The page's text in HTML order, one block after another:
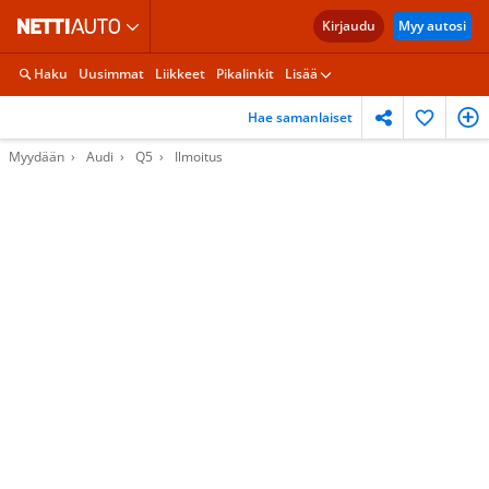
Kirjaudu Myy autosi
Haku Uusimmat Liikkeet Pikalinkit Lisää
Hae samanlaiset
Myydään Audi Q5 Ilmoitus